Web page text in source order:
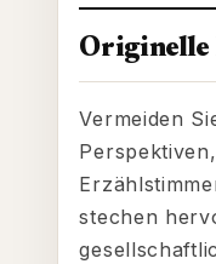
Originelle
Vermeiden
stechen